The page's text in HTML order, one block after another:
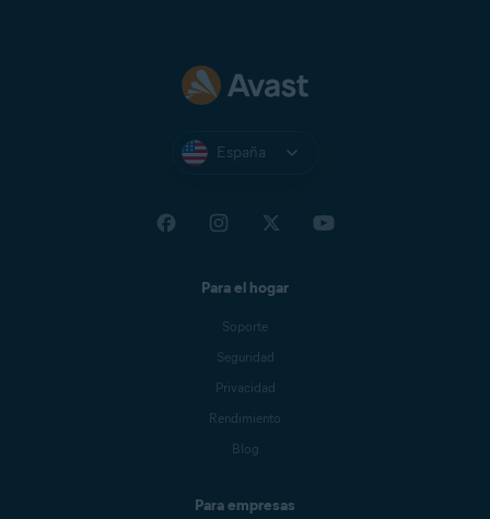
España
Para el hogar
Soporte
Seguridad
Privacidad
Rendimiento
Blog
Para empresas